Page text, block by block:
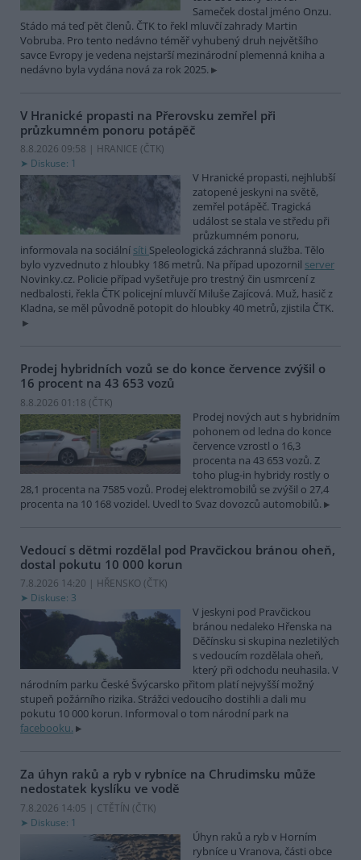
Sameček dostal jméno Onzu.
Stádo má teď pět členů. ČTK to řekl mluvčí zahrady Martin
Vobruba. Pro tento nedávno téměř vyhubený druh největšího
savce Evropy je vedena nejstarší mezinárodní plemenná kniha a
nedávno byla vydána nová za rok 2025.
V Hranické propasti na Přerovsku zemřel při
průzkumném ponoru potápěč
8.8.2026 09:58 | HRANICE (ČTK)
Diskuse: 1
V Hranické propasti, nejhlubší
zatopené jeskyni na světě,
zemřel potápěč. Tragická
událost se stala ve středu při
průzkumném ponoru,
informovala na sociální síti Speleologická záchranná služba. Tělo
bylo vyzvednuto z hloubky 186 metrů. Na případ upozornil server
Novinky.cz. Policie případ vyšetřuje pro trestný čin usmrcení z
nedbalosti, řekla ČTK policejní mluvčí Miluše Zajícová. Muž, hasič z
Kladna, se měl původně potopit do hloubky 40 metrů, zjistila ČTK.
Prodej hybridních vozů se do konce července zvýšil o
16 procent na 43 653 vozů
8.8.2026 01:18 (ČTK)
Prodej nových aut s hybridním
pohonem od ledna do konce
července vzrostl o 16,3
procenta na 43 653 vozů. Z
toho plug-in hybridy rostly o
28,1 procenta na 7585 vozů. Prodej elektromobilů se zvýšil o 27,4
procenta na 10 168 vozidel. Uvedl to Svaz dovozců automobilů.
Vedoucí s dětmi rozdělal pod Pravčickou bránou oheň,
dostal pokutu 10 000 korun
7.8.2026 14:20 | HŘENSKO (ČTK)
Diskuse: 3
V jeskyni pod Pravčickou
bránou nedaleko Hřenska na
Děčínsku si skupina nezletilých
s vedoucím rozdělala oheň,
který při odchodu neuhasila. V
národním parku České Švýcarsko přitom platí nejvyšší možný
stupeň požárního rizika. Strážci vedoucího dostihli a dali mu
pokutu 10 000 korun. Informoval o tom národní park na
facebooku.
Za úhyn raků a ryb v rybníce na Chrudimsku může
nedostatek kyslíku ve vodě
7.8.2026 14:05 | CTĚTÍN (ČTK)
Diskuse: 1
Úhyn raků a ryb v Horním
rybníce u Vranova, části obce